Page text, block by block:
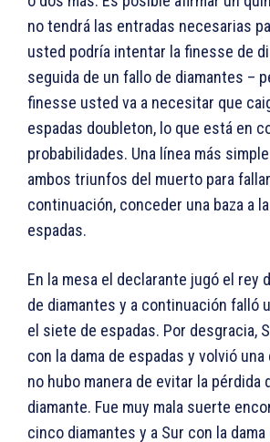
no tendrá las entradas necesarias
usted podría intentar la finesse de
seguida de un fallo de diamantes –
finesse usted va a necesitar que
espadas doubleton, lo que está en
probabilidades. Una línea más
ambos triunfos del muerto para
continuación, conceder una baza a
espadas.
En la mesa el declarante jugó el rey
de diamantes y a continuación falló
el siete de espadas. Por desgracia,
con la dama de espadas y volvió una
no hubo manera de evitar la pérdida
diamante. Fue muy mala suerte
cinco diamantes y a Sur con la